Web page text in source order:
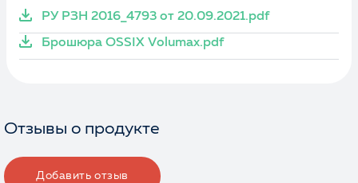
РУ РЗН 2016_4793 от 20.09.2021.pdf
Брошюра OSSIX Volumax.pdf
Отзывы о продукте
Добавить отзыв